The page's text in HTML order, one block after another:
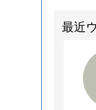
最近